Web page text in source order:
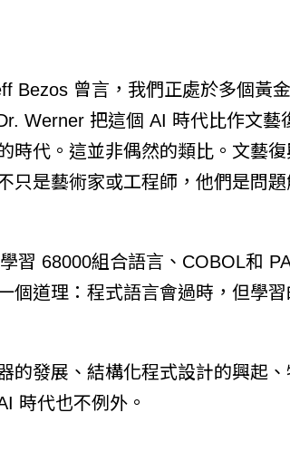
Bezos 曾言，我們正處於多個黃
Werner 把這個 AI 時代比作文藝
時代。這並非偶然的類比。文藝
只是藝術家或工程師，他們是問
習 68000組合語言、COBOL和
個道理：程式語言會過時，但學
的發展、結構化程式設計的興起
時代也不例外。